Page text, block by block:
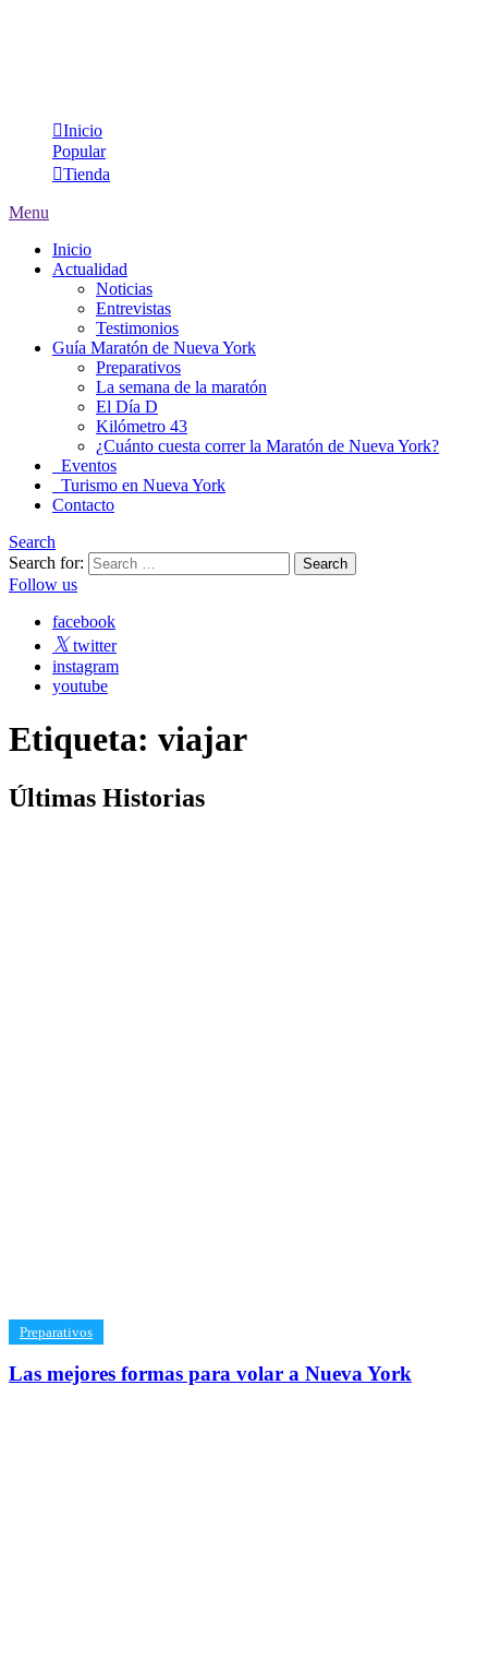
Inicio
Popular
Tienda
Menu
Inicio
Actualidad
Noticias
Entrevistas
Testimonios
Guía Maratón de Nueva York
Preparativos
La semana de la maratón
El Día D
Kilómetro 43
¿Cuánto cuesta correr la Maratón de Nueva York?
Eventos
Turismo en Nueva York
Contacto
Search
Search for:
Follow us
facebook
twitter
instagram
youtube
Etiqueta: viajar
Últimas Historias
​Preparativos
Las mejores formas para volar a Nueva York